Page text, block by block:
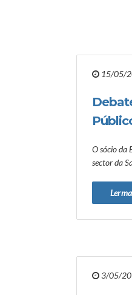
15/05/
O sócio da
sector da
Ler
3/05/